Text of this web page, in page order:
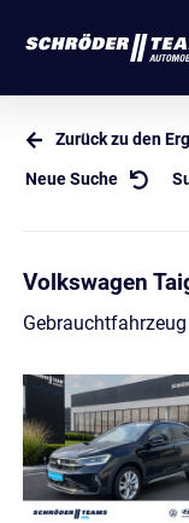
Zurück zu den
Neue Suche
Volkswagen
Gebrauchtfahrzeug